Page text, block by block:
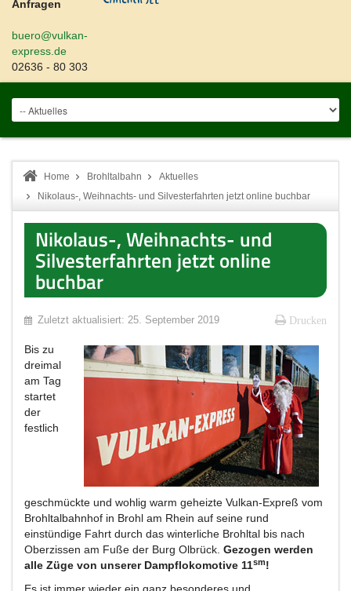
Anfragen
buero@vulkan-
express.de
02636 - 80 303
Home Brohltalbahn
Aktuelles
Nikolaus-, Weihnachts- und Silvesterfahrten jetzt online buchbar
Nikolaus-, Weihnachts- und
Silvesterfahrten jetzt online
buchbar
Drucken
Zuletzt aktualisiert: 25. September 2019
Bis zu
dreimal
am Tag
startet
der
festlich
geschmückte und wohlig warm geheizte Vulkan-Expreß vom
Brohltalbahnhof in Brohl am Rhein auf seine rund
einstündige Fahrt durch das winterliche Brohltal bis nach
Oberzissen am Fuße der Burg Olbrück. Gezogen werden
alle Züge von unserer Dampflokomotive 11sm!